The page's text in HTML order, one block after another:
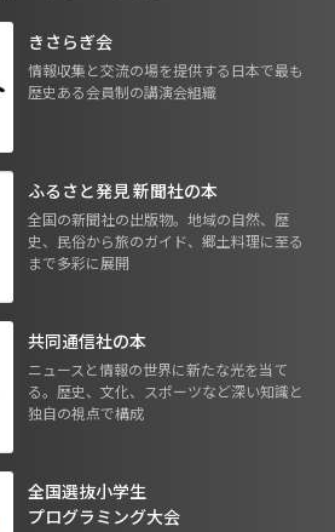
きさらぎ会
情報収集と交流の場を提供する日本で最も
歴史ある会員制の講演会組織
ふるさと発見 新聞社の本
全国の新聞社の出版物。地域の自然、歴
史、民俗から旅のガイド、郷土料理に至る
まで多彩に展開
共同通信社の本
ニュースと情報の世界に新たな光を当て
る。歴史、文化、スポーツなど深い知識と
独自の視点で構成
全国選抜小学生
プログラミング大会